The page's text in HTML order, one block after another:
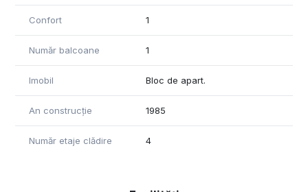
Confort 1
Număr balcoane 1
Imobil Bloc de apart.
An construcție 1985
Număr etaje clădire 4